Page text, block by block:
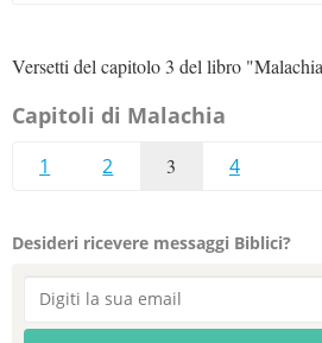
Versetti del capitolo 3 del libro
Capitoli di Malachia
1 2 3 4
Desideri ricevere messaggi Biblici?